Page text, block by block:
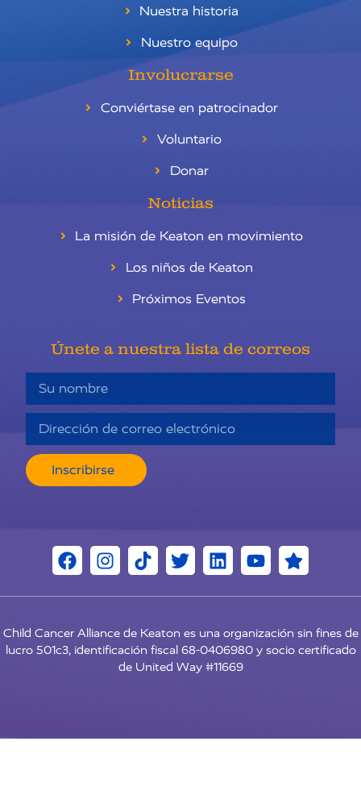
Nuestra historia
Nuestro equipo
Involucrarse
Conviértase en patrocinador
Voluntario
Donar
Noticias
La misión de Keaton en movimiento
Los niños de Keaton
Próximos Eventos
Únete a nuestra lista de correos
Inscribirse
Child Cancer Alliance de Keaton es una organización sin fines de
lucro 501c3, identificación fiscal 68-0406980 y socio certificado
de United Way #11669